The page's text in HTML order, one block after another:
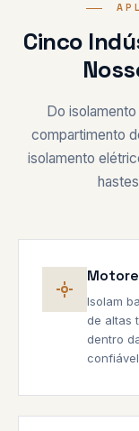
Cinco
Do
compartimento
isolamento
Isolam
de altas
dentro